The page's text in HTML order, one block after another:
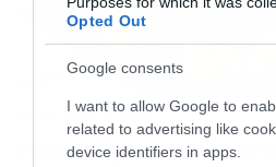
Opted Out
Google consents
I want to allow Google to
related to advertising like
device identifiers in apps.
06/04/2023 09:09
Ταλαιπωρία σήμερα με